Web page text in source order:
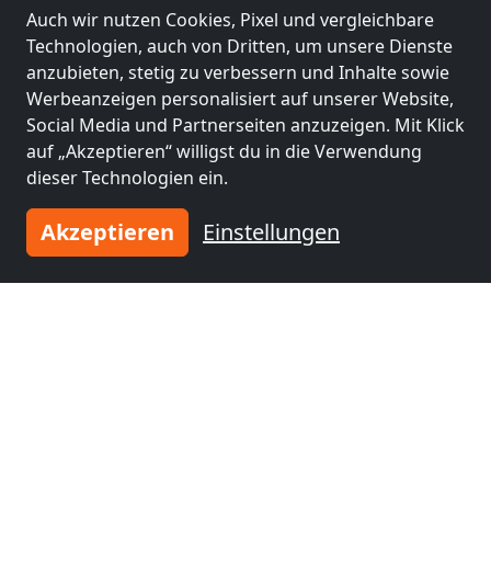
Auch wir nutzen Cookies, Pixel und vergleichbare
Technologien, auch von Dritten, um unsere Dienste
anzubieten, stetig zu verbessern und Inhalte sowie
Werbeanzeigen personalisiert auf unserer Website,
Social Media und Partnerseiten anzuzeigen. Mit Klick
auf „Akzeptieren“ willigst du in die Verwendung
dieser Technologien ein.
Akzeptieren Einstellungen